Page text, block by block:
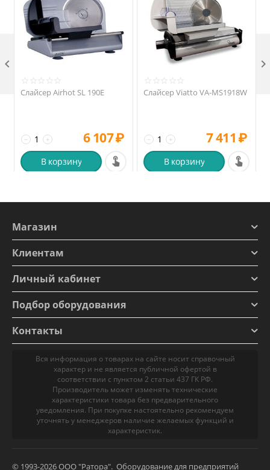
Слайсер Airhot SL 190E
+
− 6 107₽
В корзину
Слайсер Viatto VA-MS1918W
+
− 7 411 ₽
В корзину
 
Магазин
Клиентам
Личный кабинет
Подбор оборудования
Контакты
Вся информация о товарах на сайте носит справочный
характер и не является публичной офертой в
соответствии с пунктом 2 статьи 437 ГК РФ.
Производитель может изменять технические
характеристики товара без предварительного
уведомления. При покупке настоятельно рекомендуем
уточнять у менеджеров наличие желаемых функций и
характеристик.
© 1993-2026 ООО "Ратора". Оборудование для предприятий